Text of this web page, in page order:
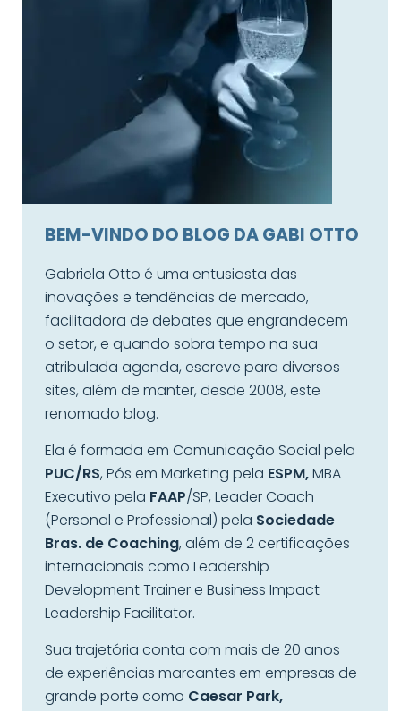
BEM-VINDO DO BLOG DA GABI OTTO
Gabriela Otto é uma entusiasta das
inovações e tendências de mercado,
facilitadora de debates que engrandecem
o setor, e quando sobra tempo na sua
atribulada agenda, escreve para diversos
sites, além de manter, desde 2008, este
renomado blog.
Ela é formada em Comunicação Social pela
PUC/RS, Pós em Marketing pela ESPM,MBA
Executivo pela FAAP/SP, Leader Coach
(Personal e Professional) pela Sociedade
Bras. de Coaching, além de 2 certificações
internacionais como Leadership
Development Trainer e Business Impact
Leadership Facilitator.
Sua trajetória conta com mais de 20 anos
de experiências marcantes em empresas de
grande porte como Caesar Park,